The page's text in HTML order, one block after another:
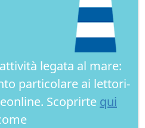
legata al mare:
particolare ai lettori-
Scoprirte qui